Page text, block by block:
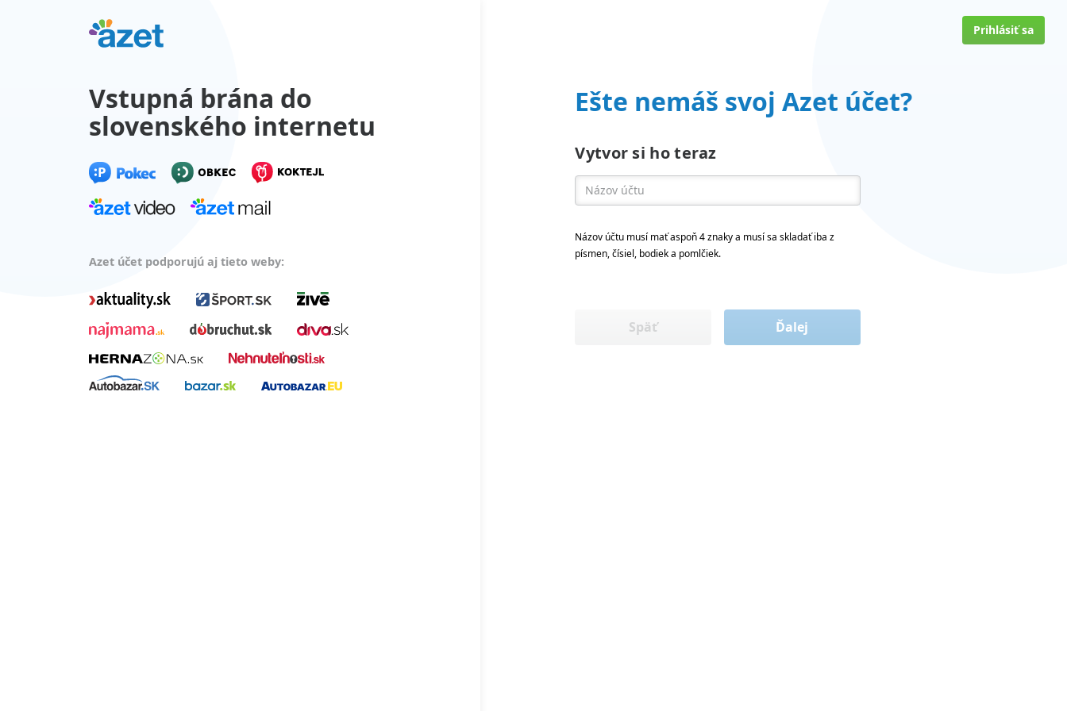
Prihlásiť sa
Vstupná brána do
slovenského internetu
Azet účet podporujú aj tieto weby:
Ešte nemáš svoj Azet účet?
Vytvor si ho teraz
Názov účtu musí mať aspoň 4 znaky a musí sa skladať iba z
písmen, čísiel, bodiek a pomlčiek.